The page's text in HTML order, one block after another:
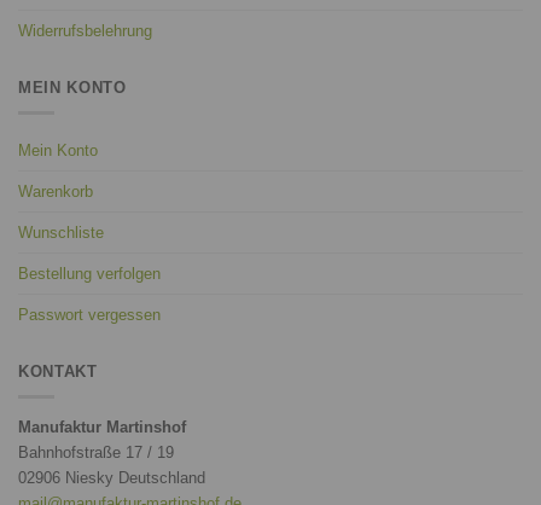
Widerrufsbelehrung
MEIN KONTO
Mein Konto
Warenkorb
Wunschliste
Bestellung verfolgen
Passwort vergessen
KONTAKT
Manufaktur Martinshof
Bahnhofstraße 17 / 19
02906 Niesky Deutschland